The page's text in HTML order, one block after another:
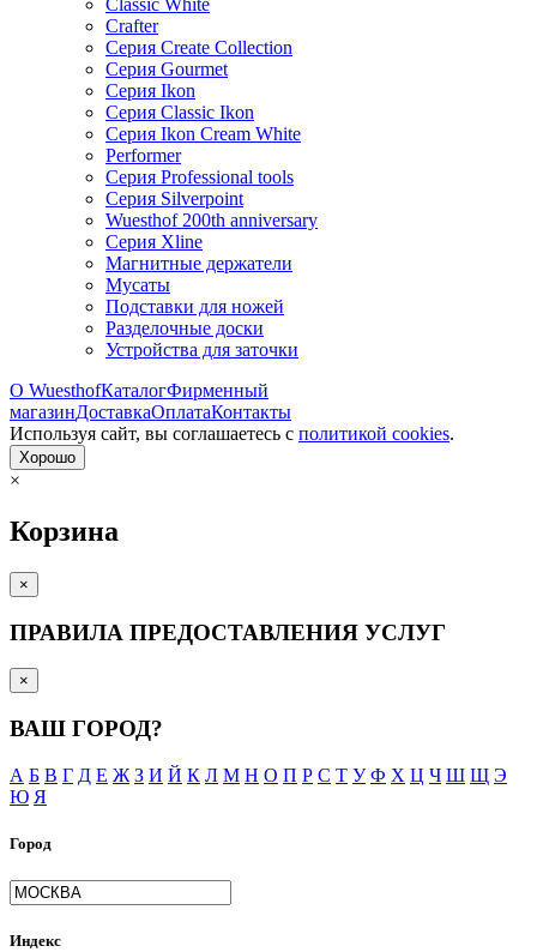
Classic White
Crafter
Серия Create Collection
Серия Gourmet
Серия Ikon
Серия Classic Ikon
Серия Ikon Cream White
Performer
Серия Professional tools
Серия Silverpoint
Wuesthof 200th anniversary
Серия Xline
Магнитные держатели
Мусаты
Подставки для ножей
Разделочные доски
Устройства для заточки
О WuesthofКаталогФирменный
магазинДоставкаОплатаКонтакты
Используя сайт, вы согла­шаетесь с политикой cookies.
Хорошо
×
Корзина
×
ПРАВИЛА ПРЕДОСТАВЛЕНИЯ УСЛУГ
×
ВАШ ГОРОД?
А Б В Г Д Е Ж З И Й К Л М Н О П Р С Т У Ф Х Ц Ч Ш Щ Э
Ю Я
Город
Индекс